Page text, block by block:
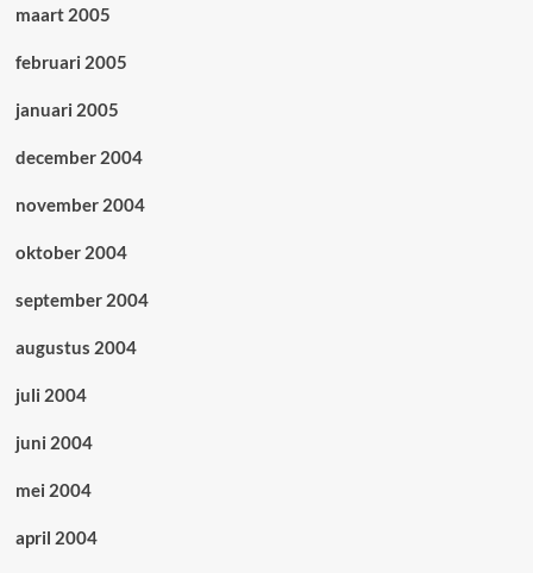
maart 2005
februari 2005
januari 2005
december 2004
november 2004
oktober 2004
september 2004
augustus 2004
juli 2004
juni 2004
mei 2004
april 2004